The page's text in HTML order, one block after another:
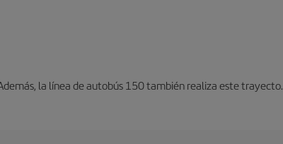
la línea de autobús 150 también realiza este trayecto.